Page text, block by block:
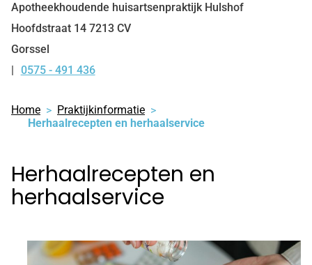
Apotheekhoudende huisartsenpraktijk Hulshof
Hoofdstraat 14 7213 CV
Gorssel
Tel:
0575 - 491 436
Home
Praktijkinformatie
Herhaalrecepten en herhaalservice
Herhaalrecepten en
herhaalservice